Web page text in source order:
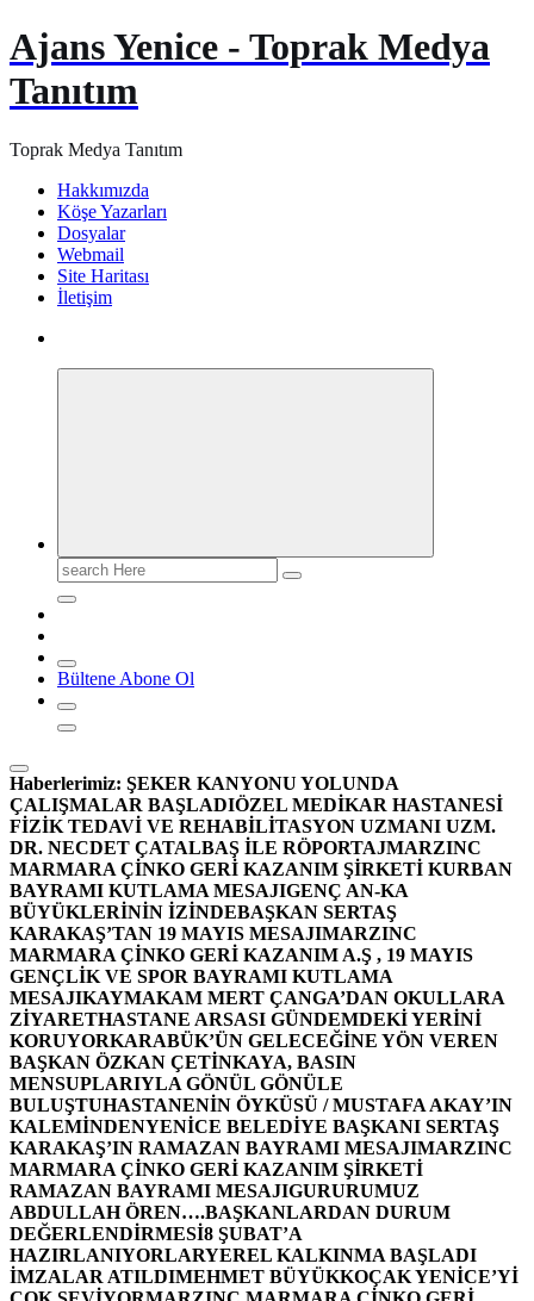
Ajans Yenice - Toprak Medya
Tanıtım
Toprak Medya Tanıtım
Hakkımızda
Köşe Yazarları
Dosyalar
Webmail
Site Haritası
İletişim
Search
for:
Bültene Abone Ol
Haberlerimiz: ŞEKER KANYONU YOLUNDA
ÇALIŞMALAR BAŞLADIÖZEL MEDİKAR HASTANESİ
FİZİK TEDAVİ VE REHABİLİTASYON UZMANI UZM.
DR. NECDET ÇATALBAŞ İLE RÖPORTAJMARZINC
MARMARA ÇİNKO GERİ KAZANIM ŞİRKETİ KURBAN
BAYRAMI KUTLAMA MESAJIGENÇ AN-KA
BÜYÜKLERİNİN İZİNDEBAŞKAN SERTAŞ
KARAKAŞ’TAN 19 MAYIS MESAJIMARZINC
MARMARA ÇİNKO GERİ KAZANIM A.Ş , 19 MAYIS
GENÇLİK VE SPOR BAYRAMI KUTLAMA
MESAJIKAYMAKAM MERT ÇANGA’DAN OKULLARA
ZİYARETHASTANE ARSASI GÜNDEMDEKİ YERİNİ
KORUYORKARABÜK’ÜN GELECEĞİNE YÖN VEREN
BAŞKAN ÖZKAN ÇETİNKAYA, BASIN
MENSUPLARIYLA GÖNÜL GÖNÜLE
BULUŞTUHASTANENİN ÖYKÜSÜ / MUSTAFA AKAY’IN
KALEMİNDENYENİCE BELEDİYE BAŞKANI SERTAŞ
KARAKAŞ’IN RAMAZAN BAYRAMI MESAJIMARZINC
MARMARA ÇİNKO GERİ KAZANIM ŞİRKETİ
RAMAZAN BAYRAMI MESAJIGURURUMUZ
ABDULLAH ÖREN….BAŞKANLARDAN DURUM
DEĞERLENDİRMESİ8 ŞUBAT’A
HAZIRLANIYORLARYEREL KALKINMA BAŞLADI
İMZALAR ATILDIMEHMET BÜYÜKKOÇAK YENİCE’Yİ